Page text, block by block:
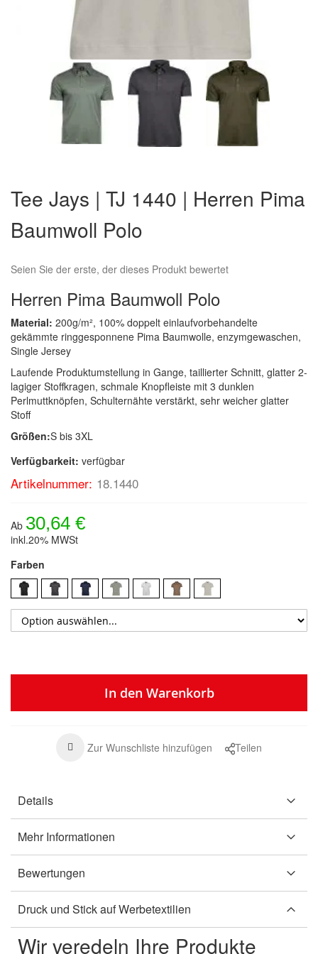
der
Bildergalerie
springen
Tee Jays | TJ 1440 | Herren Pima
Baumwoll Polo
Seien Sie der erste, der dieses Produkt bewertet
Herren Pima Baumwoll Polo
Material: 200g/m², 100% doppelt einlaufvorbehandelte
gekämmte ringgesponnene Pima Baumwolle, enzymgewaschen,
Single Jersey
Laufende Produktumstellung in Gange, taillierter Schnitt, glatter 2-
lagiger Stoffkragen, schmale Knopfleiste mit 3 dunklen
Perlmuttknöpfen, Schulternähte verstärkt, sehr weicher glatter
Stoff
Größen:S bis 3XL
Verfügbarkeit: verfügbar
Artikelnummer: 18.1440
Ab 30,64 €
inkl.20% MWSt
Farben
In den Warenkorb
Zur Wunschliste hinzufügen Teilen
Details
Mehr Informationen
Bewertungen
Druck und Stick auf Werbetextilien
Wir veredeln Ihre Produkte